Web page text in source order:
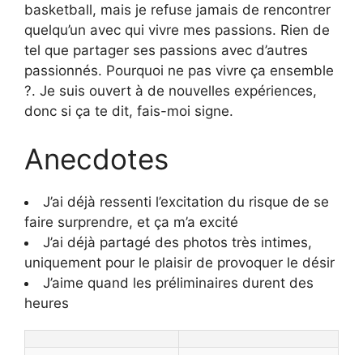
basketball, mais je refuse jamais de rencontrer
quelqu’un avec qui vivre mes passions. Rien de
tel que partager ses passions avec d’autres
passionnés. Pourquoi ne pas vivre ça ensemble
?. Je suis ouvert à de nouvelles expériences,
donc si ça te dit, fais-moi signe.
Anecdotes
J’ai déjà ressenti l’excitation du risque de se
faire surprendre, et ça m’a excité
J’ai déjà partagé des photos très intimes,
uniquement pour le plaisir de provoquer le désir
J’aime quand les préliminaires durent des
heures